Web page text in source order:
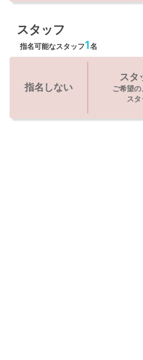
スタッフ
指名可能なスタッフ1名
指名しない
スタ
ご希望
ス